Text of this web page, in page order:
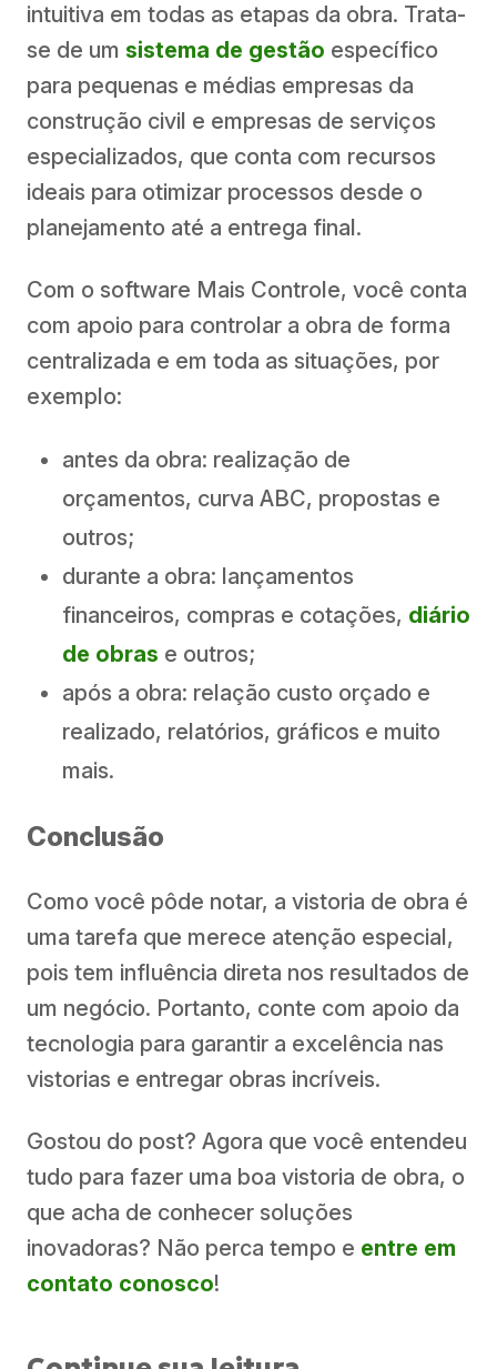
intuitiva em todas as etapas da obra. Trata-
se de um sistema de gestão específico
para pequenas e médias empresas da
construção civil e empresas de serviços
especializados, que conta com recursos
ideais para otimizar processos desde o
planejamento até a entrega final.
Com o software Mais Controle, você conta
com apoio para controlar a obra de forma
centralizada e em toda as situações, por
exemplo:
antes da obra: realização de
orçamentos, curva ABC, propostas e
outros;
durante a obra: lançamentos
financeiros, compras e cotações, diário
de obras e outros;
após a obra: relação custo orçado e
realizado, relatórios, gráficos e muito
mais.
Conclusão
Como você pôde notar, a vistoria de obra é
uma tarefa que merece atenção especial,
pois tem influência direta nos resultados de
um negócio. Portanto, conte com apoio da
tecnologia para garantir a excelência nas
vistorias e entregar obras incríveis.
Gostou do post? Agora que você entendeu
tudo para fazer uma boa vistoria de obra, o
que acha de conhecer soluções
inovadoras? Não perca tempo e entre em
contato conosco!